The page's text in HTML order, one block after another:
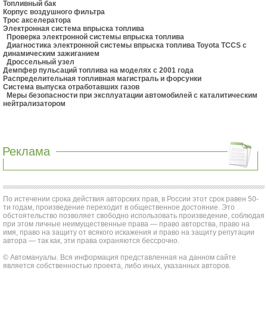
Топливный бак
Корпус воздушного фильтра
Трос акселератора
Электронная система впрыска топлива
Проверка электронной системы впрыска топлива
Диагностика электронной системы впрыска топлива Toyota TCCS с
динамическим зажиганием
Дроссельный узел
Демпфер пульсаций топлива на моделях с 2001 года
Распределительная топливная магистраль и форсунки
Система выпуска отработавших газов
Меры безопасности при эксплуатации автомобилей с каталитическим
нейтрализатором
Реклама
По истечении срока действия авторских прав, в России этот срок равен 50-
ти годам, произведение переходит в общественное достояние. Это
обстоятельство позволяет свободно использовать произведение, соблюдая
при этом личные неимущественные права — право авторства, право на
имя, право на защиту от всякого искажения и право на защиту репутации
автора — так как, эти права охраняются бессрочно.
© Автомануалы. Вся информация представленная на данном сайте
является собственностью проекта, либо иных, указанных авторов.